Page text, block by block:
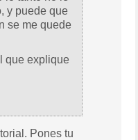
y puede que
se me quede
que explique
Pones tu